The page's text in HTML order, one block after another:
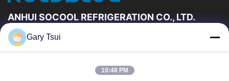
ANHUI SOCOOL REFRIGERATION CO., LTD.
Relações Rápidas
Sobre Nós
Gary Tsui
10:48 PM